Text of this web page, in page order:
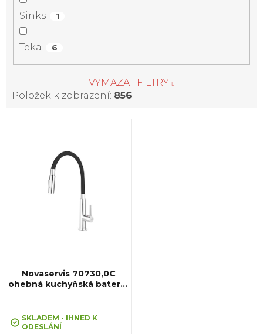
Sinks 1
Teka 6
VYMAZAT FILTRY
Položek k zobrazení: 856
pNovaservis 70730,0C
ohebná kuchyňská baterie
hodnocení
SKLADEM - IHNED K
ODESLÁNÍ